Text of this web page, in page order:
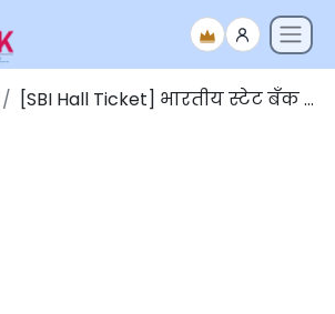
[SBI Hall Ticket] भारतीय स्टेट बँक परीक्षा प्रवेशपत्र